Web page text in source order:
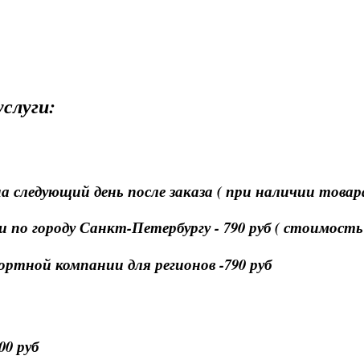
следующий день после заказа ( при наличии
городу Санкт-Петербургу - 790 руб (
компании для регионов -790 руб
руб